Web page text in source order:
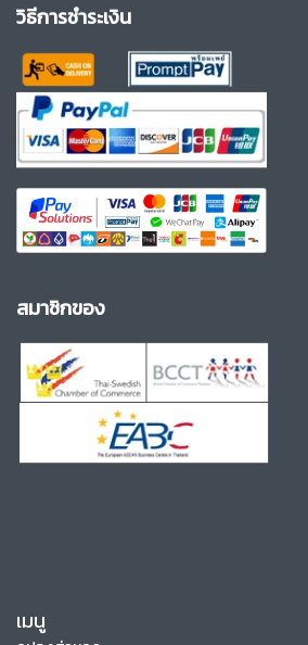
วิธีการชำระเงิน
สมาชิกของ
เมนู